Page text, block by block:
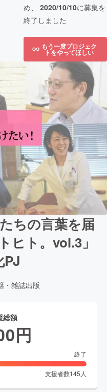
め、 2020/10/10に募集を
終了しました
もう一度プロジェク
トをやってほしい
ちの言葉を届
ヒト。vol.3」
PJ
・雑誌出版
総額
円
終了
支援者数145 人